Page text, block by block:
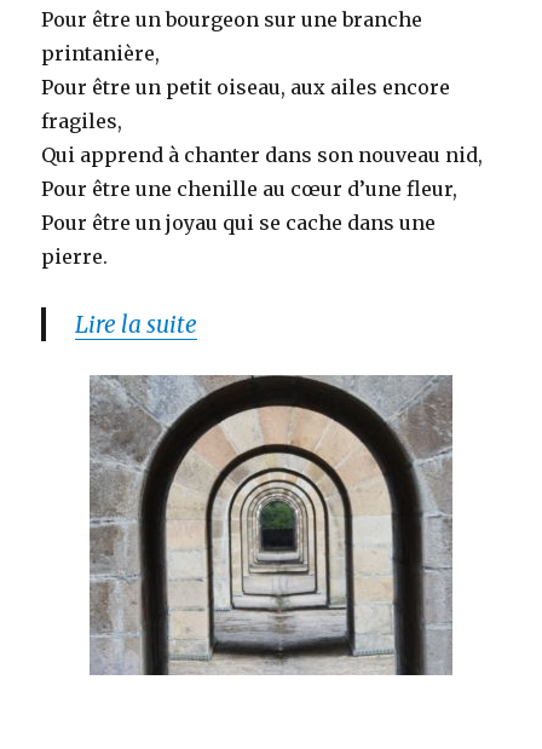
Pour être un bourgeon sur une branche
printanière,
Pour être un petit oiseau, aux ailes encore
fragiles,
Qui apprend à chanter dans son nouveau nid,
Pour être une chenille au cœur d’une fleur,
Pour être un joyau qui se cache dans une
pierre.
Lire la suite